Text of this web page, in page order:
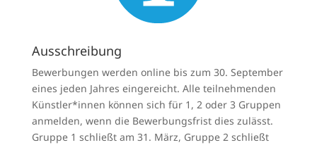
Ausschreibung
Bewerbungen werden online bis zum 30. September
eines jeden Jahres eingereicht. Alle teilnehmenden
Künstler*innen können sich für 1, 2 oder 3 Gruppen
anmelden, wenn die Bewerbungsfrist dies zulässt.
Gruppe 1 schließt am 31. März, Gruppe 2 schließt